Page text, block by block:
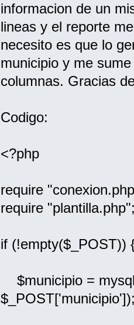
informacion de un
lineas y el reporte
necesito es que lo
municipio y me
columnas. Gracias
Codigo:
<?php
require
require
if (!empty($_POST))
$municipio =